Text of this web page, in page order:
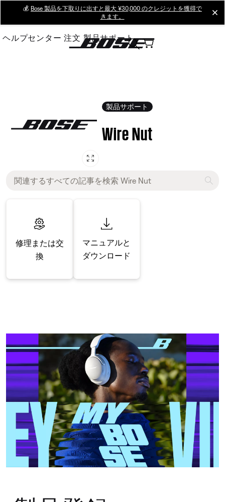
Main
💰 Bose 製品を下取りに出すと最大 ¥30,000 のクレジットを獲得で
きます。
ヘルプセンター 注文 製品サポート
製品サポート
Wire Nut
修理または交
換
マニュアルと
ダウンロード